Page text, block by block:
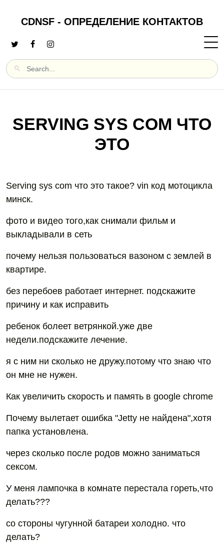
CDNSF - ОПРЕДЕЛЕНИЕ КОНТАКТОВ
SERVING SYS COM ЧТО
ЭТО
Serving sys com что это такое? vin код мотоцикла
минск.
фото и видео того,как снимали фильм и
выкладывали в сеть
почему нельзя пользоваться вазоном с землей в
квартире.
без перебоев работает интернет. подскажите
причину и как исправить
ребенок болеет ветрянкой.уже две
недели.подскажите лечение.
я с ним ни сколько не дружу.потому что знаю что
он мне не нужен.
Как увеличить скорость и память в google chrome
Почему вылетает ошибка "Jetty не найдена",хотя
папка установлена.
через сколько после родов можно заниматься
сексом.
У меня лампочка в комнате перестала гореть,что
делать???
со стороны чугунной батареи холодно. что
делать?